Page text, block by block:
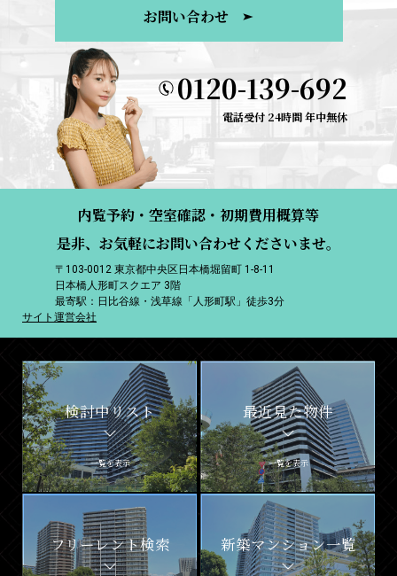
お問い合わせ
0120-139-692
電話受付 24時間 年中無休
内覧予約・空室確認・初期費用概算等
是非、お気軽にお問い合わせくださいませ。
〒103-0012 東京都中央区日本橋堀留町 1-8-11
日本橋人形町スクエア 3階
最寄駅：日比谷線・浅草線「人形町駅」徒歩3分
サイト運営会社
検討中リスト
一覧を表示
最近見た物件
一覧を表示
フリーレント検索 新築マンション一覧